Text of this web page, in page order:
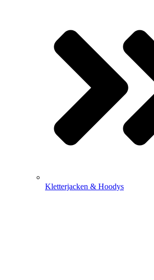
Kletterjacken & Hoodys